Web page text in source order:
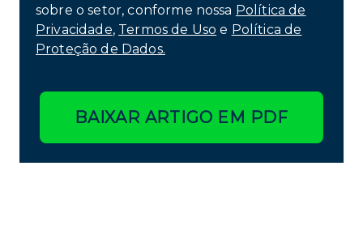
sobre o setor, conforme nossa Política de
Privacidade, Termos de Uso e Política de
Proteção de Dados.
BAIXAR ARTIGO EM PDF